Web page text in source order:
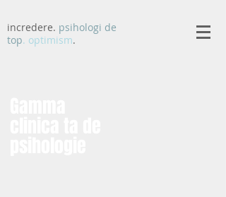
incredere. psihologi de
top. optimism.